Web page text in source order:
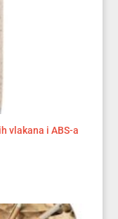
vlakana i ABS-a